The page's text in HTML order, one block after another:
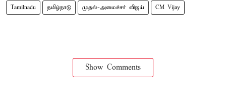
Tamilnadu தமிழ்நாடு முதல்-அமைச்சர் விஜய் CM Vijay
Show Comments